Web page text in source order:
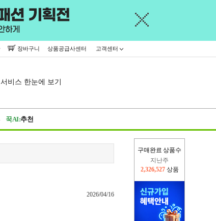
장바구니 상품공급사센터 고객센터
서비스 한눈에 보기
꾹AI:추천
구매완료 상품수
지난주
2,326,527 상품
2026/04/16